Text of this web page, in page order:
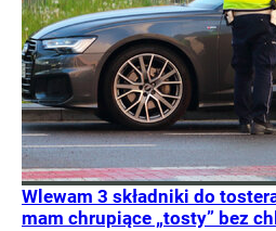
Wlewam 3 składniki do
mam chrupiące „tosty” bez